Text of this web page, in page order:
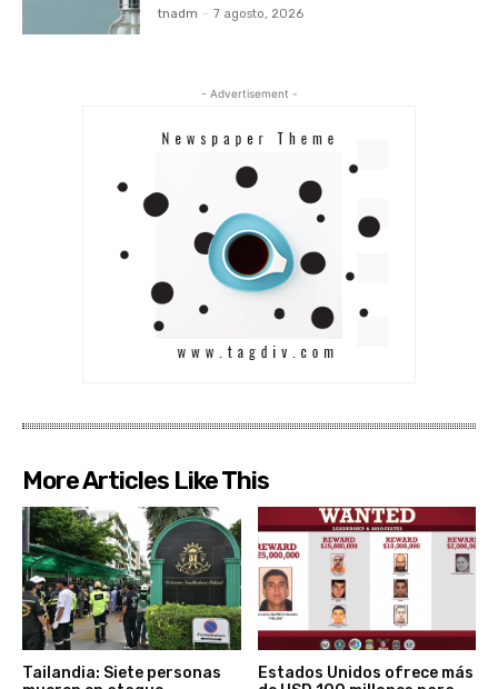
tnadm - 7 agosto, 2026
- Advertisement -
More Articles Like This
Tailandia: Siete personas
Estados Unidos ofrece más